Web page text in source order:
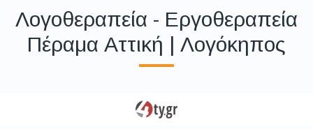
Λογοθεραπεία - Εργοθεραπεία
Πέραμα Αττική | Λογόκηπος